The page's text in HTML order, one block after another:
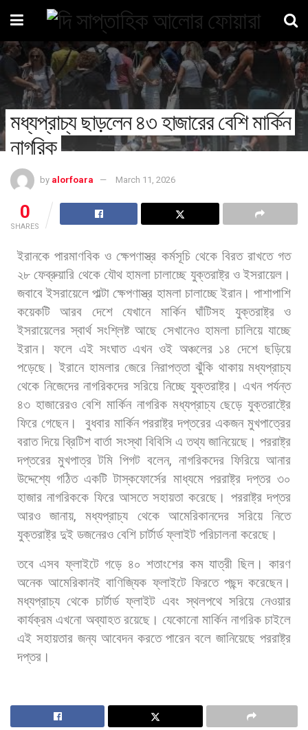
মধ্যপ্রাচ্য ছাড়লেন ৪৩ হাজারের বেশি মার্কিন
নাগরিক
by alorfoara March 11, 2026
0
SHARES
ইরানকে পারমাণবিক ও ক্ষেপণাস্ত্র কর্মসূচি থেকে বিরত রাখতে গত
২৮ ফেব্রুয়ারি থেকে যৌথ হামলা চালাচ্ছে যুক্তরাষ্ট্র ও ইসরায়েল।
জবাবে ইসরায়েলে পাল্টা ক্ষেপণাস্ত্র হামলা চালাচ্ছে ইরান। পাশাপাশি
কয়েকটি
আরব দেশে যেখানে মার্কিন ঘাঁটিসহ যুক্তরাষ্ট্র
ও
ইসরায়েলের স্বার্থ সংশ্লিষ্ট আছে সেখানেও হামলা চালিয়ে যাচ্ছে
ইরান।
ফলে এই সংঘাত এখন ওই অঞ্চলের ১৪ দেশে ছড়িয়ে
পড়েছে। ইরানে হামলার জেরে নিরাপত্তা ঝুঁকি থাকায় মধ্যপ্রাচ্য
থেকে নিজেদের নাগরিকদের সরিয়ে নিচ্ছে যুক্তরাষ্ট্র। এখন পর্যন্ত
৪৩ হাজারেরও বেশি মার্কিন নাগরিক মধ্যপ্রাচ্য ছেড়ে যুক্তরাষ্ট্রে
ফিরে গেছেন। বুধবার মার্কিন পররাষ্ট্র দপ্তরের একজন মুখপাত্রের
বরাত দিয়ে ব্রিটিশ বার্তা সংস্থা বিবিসি এ তথ্য জানিয়েছে। পররাষ্ট্র
দপ্তরের মুখপাত্র টমি পিগট বলেন, নাগরিকদের ফিরিয়ে আনার
উদ্দেশ্যে গঠিত একটি টাস্কফোর্সের মাধ্যমে পররাষ্ট্র দপ্তর ৩০
হাজার নাগরিককে ফিরে আসতে সহায়তা করেছে। পররাষ্ট্র দপ্তর
আরও
জানায়,মধ্যপ্রাচ্য থেকে আমেরিকানদের সরিয়ে
নিতে
যুক্তরাষ্ট্র দুই ডজনেরও বেশি চার্টার্ড ফ্লাইট পরিচালনা করেছে।
তবে এসব ফ্লাইটে গড়ে ৪০ শতাংশের কম যাত্রী ছিল। কারণ
অনেক আমেরিকানই বাণিজ্যিক ফ্লাইটে ফিরতে পছন্দ করেছেন।
মধ্যপ্রাচ্য থেকে চার্টার্ড ফ্লাইট এবং স্থলপথে সরিয়ে নেওয়ার
কার্যক্রম এখনো অব্যাহত রয়েছে। যেকোনো মার্কিন নাগরিক চাইলে
এই সহায়তার জন্য আবেদন করতে পারেন বলে জানিয়েছে পররাষ্ট্র
দপ্তর।